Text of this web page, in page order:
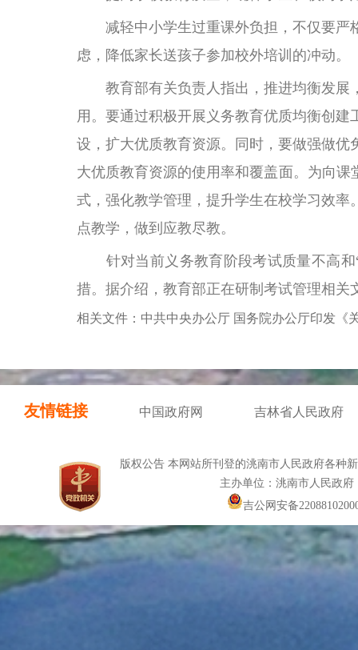
减轻中小学生过重课外负担，不仅要严
虑，降低家长送孩子参加校外培训的冲动。
教育部有关负责人指出，推进均衡发展
用。要通过积极开展义务教育优质均衡创
设，扩大优质教育资源。同时，要做强做
大优质教育资源的使用率和覆盖面。为向
式，强化教学管理，提升学生在校学习效
点教学，做到应教尽教。
针对当前义务教育阶段考试质量不高和“
措。据介绍，教育部正在研制考试管理相关
相关文件：中共中央办公厅 国务院办公厅印发《
友情链接 中国政府网 吉林省人民政府
版权公告 本网站所刊登的洮南市人民政府各种
主办单位：洮南市人民政
吉公网安备